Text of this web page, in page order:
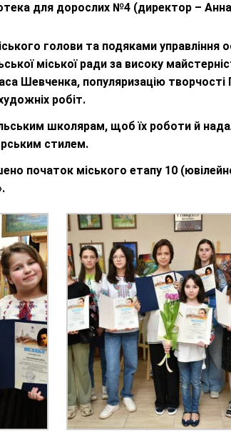
для дорослих №4 (директор –
голови та подяками управління
міської ради за високу
Шевченка, популяризацію творчості
робіт.
школярам, щоб їх роботи й
стилем.
початок міського етапу 10